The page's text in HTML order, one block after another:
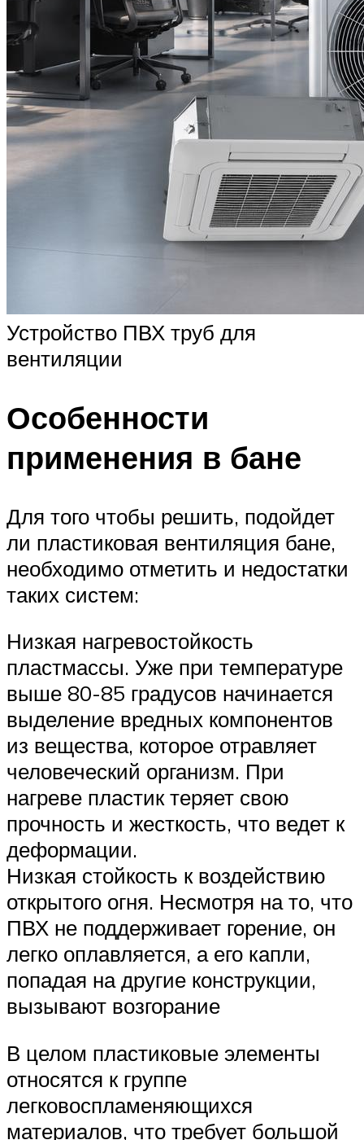
Устройство ПВХ труб для
вентиляции
Особенности
применения в бане
Для того чтобы решить, подойдет
ли пластиковая вентиляция бане,
необходимо отметить и недостатки
таких систем:
Низкая нагревостойкость
пластмассы. Уже при температуре
выше 80-85 градусов начинается
выделение вредных компонентов
из вещества, которое отравляет
человеческий организм. При
нагреве пластик теряет свою
прочность и жесткость, что ведет к
деформации.
Низкая стойкость к воздействию
открытого огня. Несмотря на то, что
ПВХ не поддерживает горение, он
легко оплавляется, а его капли,
попадая на другие конструкции,
вызывают возгорание
В целом пластиковые элементы
относятся к группе
легковоспламеняющихся
материалов, что требует большой